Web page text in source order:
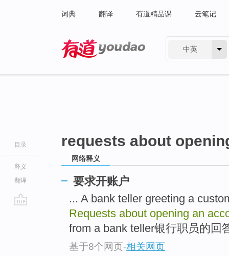
词典 翻译 有道精品课 云笔记
中英
目录
释义
翻译
requests about
网络释义
要求开账户
... A bank teller greeting a
Requests about opening an
from a bank teller银行职员的回
基于8个网页-相关网页